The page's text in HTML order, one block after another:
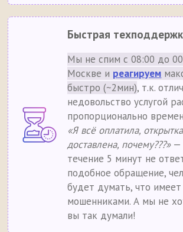
Быстрая
Мы не спим с 08:00 до
Москве и реагируем
быстро (~2мин), т.к.
недовольство услугой
пропорционально
«Я всё оплатила,
доставлена, почему???»—
течение 5 минут не
подобное обращение,
будет думать, что
мошенниками. А мы не
вы так думали!